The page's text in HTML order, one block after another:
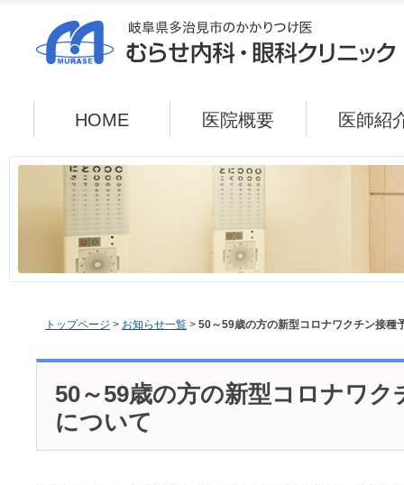
HOME 医院概要 医師紹
トップページ > お知らせ一覧 > 50～59歳の方の新型コロナワクチン接種
50～59歳の方の新型コロナワク
について